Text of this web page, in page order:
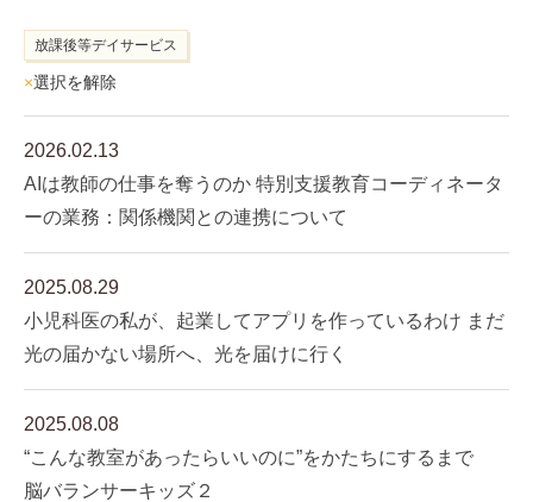
放課後等デイサービス
×選択を解除
2026.02.13
AIは教師の仕事を奪うのか 特別支援教育コーディネータ
ーの業務：関係機関との連携について
2025.08.29
小児科医の私が、起業してアプリを作っているわけ まだ
光の届かない場所へ、光を届けに行く
2025.08.08
“こんな教室があったらいいのに”をかたちにするまで
脳バランサーキッズ２